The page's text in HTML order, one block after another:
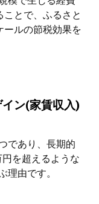
とで、ふるさと
ールの節税効果を
ン(家賃収入)
であり、長期的
を超えるような
理由です。